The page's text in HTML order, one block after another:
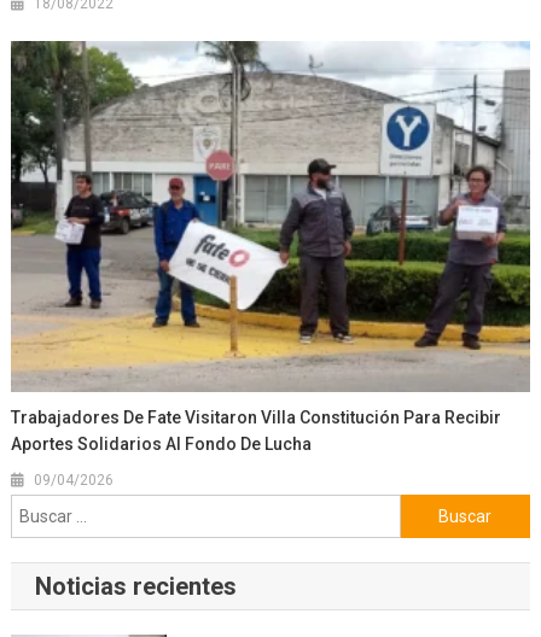
Trabajadores De Fate Visitaron Villa Constitución Para Recibir
Aportes Solidarios Al Fondo De Lucha
09/04/2026
Buscar:
Noticias recientes